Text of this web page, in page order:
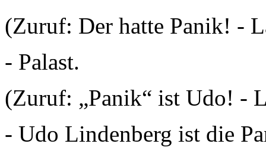
(Zuruf: Der hatte Panik! -
- Palast.
(Zuruf: „Panik“ ist Udo! -
- Udo Lindenberg ist die